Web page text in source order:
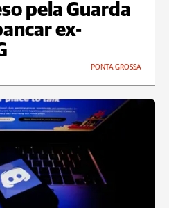
pela Guarda
ex-
PONTA GROSSA